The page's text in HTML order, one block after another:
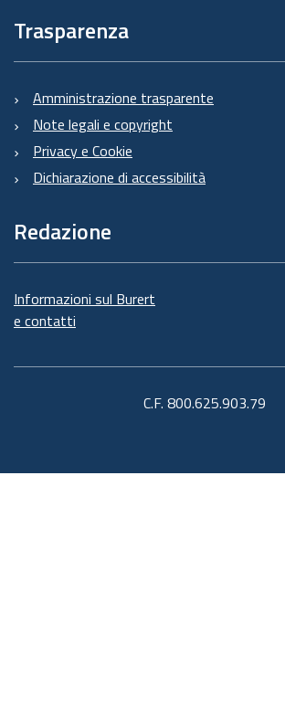
Trasparenza
Amministrazione trasparente
Note legali e copyright
Privacy e Cookie
Dichiarazione di accessibilità
Redazione
Informazioni sul Burert
e contatti
C.F. 800.625.903.79